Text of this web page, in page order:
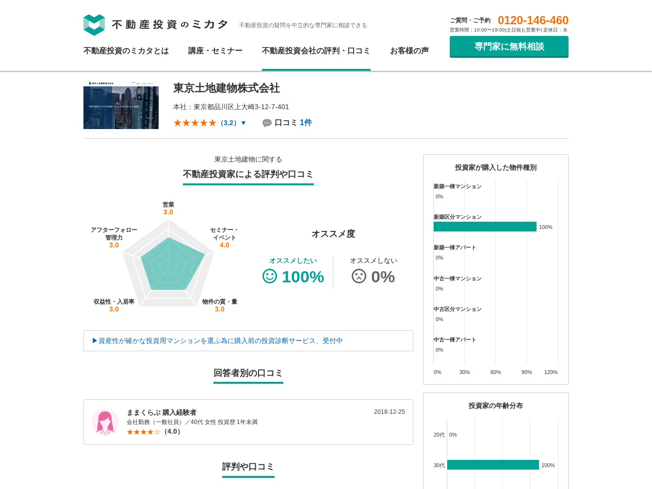
不動産投資の疑問を中立的な専門家に相談できる
不動産投資のミカタとは 講座・セミナー 不動産投資会社の評判・口コミ お客様の声 専門家に無料相談
ご質問・ご予約 0120-146-460
営業時間：10:00〜19:00(土日祝も営業中) 定休日：水
東京土地建物株式会社
本社：東京都品川区上大崎3-12-7-401
（3.2） ▼ 口コミ 1件
東京土地建物に関する
不動産投資家による評判や口コミ
営業
3.0
セミナー・
イベント
4.0
物件の質・量
3.0
収益性・入居率
3.0
アフターフォロー
管理力
3.0
オススメ度
オススメしたい
100%
オススメしない
0%
▶資産性が確かな投資用マンションを選ぶ為に購入前の投資診断サービス、受付中
回答者別の口コミ
ままくらぶ 購入経験者
会社勤務（一般社員）／40代 女性 投資歴 1年未満
（4.0）
2018-12-25
評判や口コミ
投資家が購入した物件種別
0%
0%
100%
100%
0%
0%
0%
0%
0%
0%
0%
0%
新築一棟マンション
新築区分マンション
新築一棟アパート
中古一棟マンション
中古区分マンション
中古一棟アパート
0% 30% 60% 90% 120%
投資家の年齢分布
0%
0%
100%
100%
20代
30代